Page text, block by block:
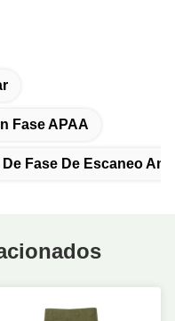
Fase APAA
Fase De Escaneo